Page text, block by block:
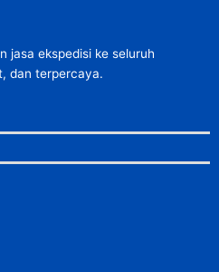
jasa ekspedisi ke seluruh
dan terpercaya.